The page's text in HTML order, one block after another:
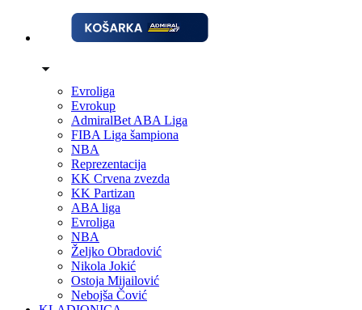
Evroliga
Evrokup
AdmiralBet ABA Liga
FIBA Liga šampiona
NBA
Reprezentacija
KK Crvena zvezda
KK Partizan
ABA liga
Evroliga
NBA
Željko Obradović
Nikola Jokić
Ostoja Mijailović
Nebojša Čović